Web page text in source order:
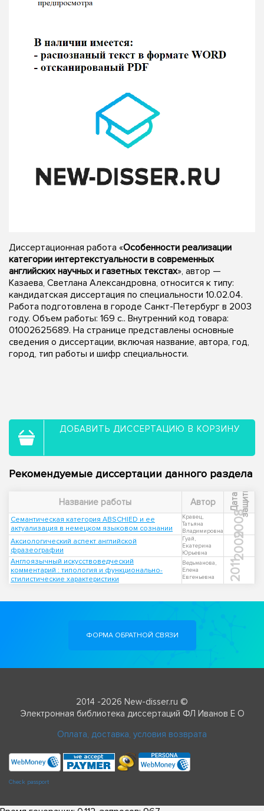
Диссертационная работа «Особенности реализации
категории интертекстуальности в современных
английских научных и газетных текстах», автор —
Казаева, Светлана Александровна, относится к типу:
кандидатская диссертация по специальности 10.02.04.
Работа подготовлена в городе Санкт-Петербург в 2003
году. Объем работы: 169 с.. Внутренний код товара:
01002625689. На странице представлены основные
сведения о диссертации, включая название, автора, год,
город, тип работы и шифр специальности.
ДОБАВИТЬ ДИССЕРТАЦИЮ В КОРЗИНУ
Рекомендуемые диссертации данного раздела
Название работы Автор Д
а
т
а
з
а
щ
и
ты
Семантическая категория ABSCHIED и ее
актуализация в немецком языковом сознании
Кравец,
Татьяна
Владимировна
2008
Аксиологический аспект английской
фразеографии
Гуай,
Екатерина
Юрьевна
2009
Англоязычный искусствоведческий
комментарий : типология и функционально-
стилистические характеристики
Ведьманова,
Елена
Евгеньевна
2011
ФОРМА ОБРАТНОЙ СВЯЗИ
2014 -2026 New-disser.ru ©
Электронная библиотека диссертаций ФЛ Иванов Е О
Оплата, доставка, условия возврата
Check passport